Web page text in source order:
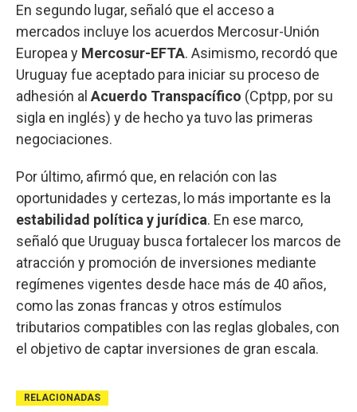
En segundo lugar, señaló que el acceso a
mercados incluye los acuerdos Mercosur-Unión
Europea y Mercosur-EFTA. Asimismo, recordó que
Uruguay fue aceptado para iniciar su proceso de
adhesión al Acuerdo Transpacífico (Cptpp, por su
sigla en inglés) y de hecho ya tuvo las primeras
negociaciones.
Por último, afirmó que, en relación con las
oportunidades y certezas, lo más importante es la
estabilidad política y jurídica. En ese marco,
señaló que Uruguay busca fortalecer los marcos de
atracción y promoción de inversiones mediante
regímenes vigentes desde hace más de 40 años,
como las zonas francas y otros estímulos
tributarios compatibles con las reglas globales, con
el objetivo de captar inversiones de gran escala.
RELACIONADAS